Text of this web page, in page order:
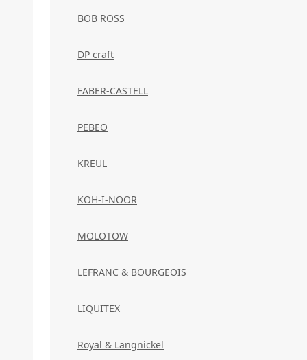
BOB ROSS
DP craft
FABER-CASTELL
PEBEO
KREUL
KOH-I-NOOR
MOLOTOW
LEFRANC & BOURGEOIS
LIQUITEX
Royal & Langnickel